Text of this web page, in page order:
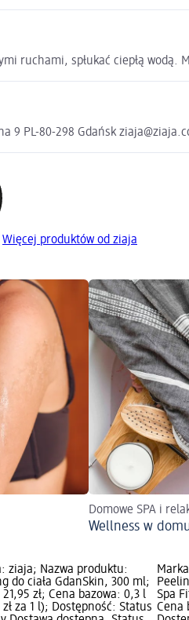
ruchami, spłukać ciepłą wodą.
9 PL-80-298 Gdańsk
Więcej produktów od ziaja
Domowe SPA i
Wellness w
ziaja; Nazwa produktu:
do ciała GdanSkin, 300 ml;
zł; Cena bazowa: 0,3 l
zł za 1 l); Dostępność: Status
Spa
Cena